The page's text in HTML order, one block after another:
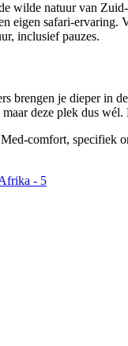
wilde natuur van Zuid-
eigen safari-
inclusief pauzes.
brengen je dieper
deze plek dus
comfort, specifiek